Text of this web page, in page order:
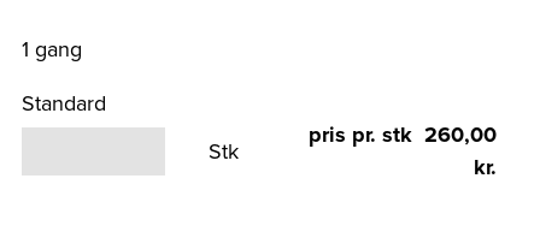
1 gang
Standard
Stk
pris pr. stk 260,00
kr.